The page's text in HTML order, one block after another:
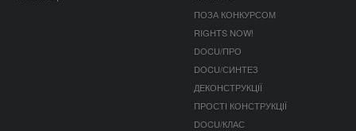
ПОЗА КОНКУРСОМ
RIGHTS NOW!
DOCU/ПРО
DOCU/СИНТЕЗ
ДЕКОНСТРУКЦІЇ
ПРОСТІ КОНСТРУКЦІЇ
DOCU/КЛАС